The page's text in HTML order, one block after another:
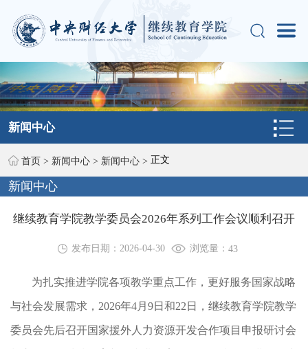
新闻中心
首页 > 新闻中心 > 新闻中心 > 正文
新闻中心
继续教育学院教学委员会2026年系列工作会议顺利召开
发布日期：2026-04-30 浏览量：43
为扎实推进学院各项教学重点工作，更好服务国家战略
与社会发展需求，2026年4月9日和22日，继续教育学院教学
委员会先后召开国家援外人力资源开发合作项目申报研讨会